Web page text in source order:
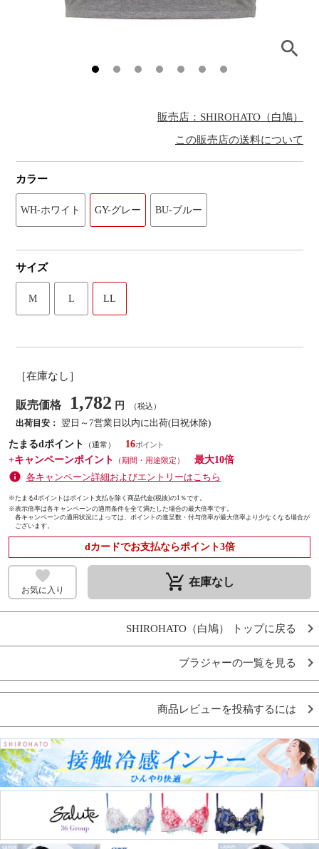
販売店：SHIROHATO（白鳩）
この販売店の送料について
カラー
WH-ホワイト GY-グレー BU-ブルー
サイズ
M L LL
［在庫なし］
販売価格 1,782 円 （税込）
出荷目安： 翌日～7営業日以内に出荷(日祝休除)
たまるdポイント
（通常）
16
+キャンペーンポイント
（期間・用途限定）
最大10倍
各キャンペーン詳細およびエントリーはこちら
※たまるdポイントはポイント支払を除く商品代金(税抜)の1％です。
※表示倍率は各キャンペーンの適用条件を全て満たした場合の最大倍率です。
各キャンペーンの適用状況によっては、ポイントの進呈数・付与倍率が最大倍率より少なくなる場合が
ございます。
dカードでお支払ならポイント3倍
お気に入り remove_shopping_cart 在庫なし
SHIROHATO（白鳩） トップに戻る
ブラジャーの一覧を見る
商品レビューを投稿するには